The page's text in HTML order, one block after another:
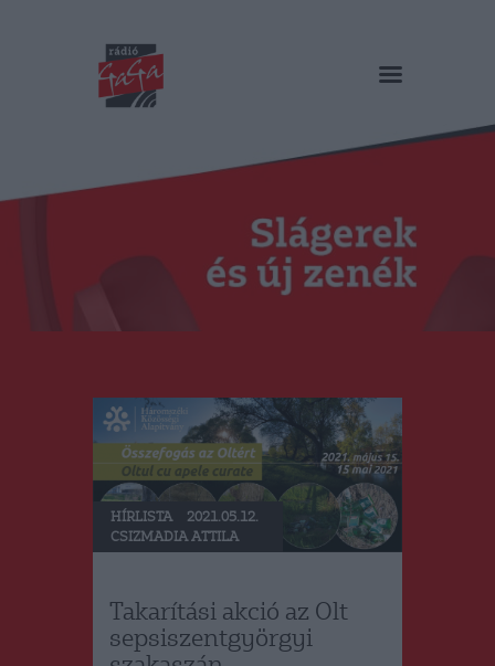
RÁDIÓ GAGA
Műsorok
Duma Duba
Podcast és videók
Stáb
Kapcsolat
RO
HÍRLISTA
2021.05.12.
CSIZMADIA ATTILA
Takarítási akció az Olt
sepsiszentgyörgyi